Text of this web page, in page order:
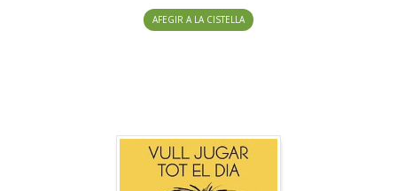
AFEGIR A LA CISTELLA